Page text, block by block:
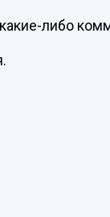
либо